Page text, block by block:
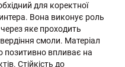
для коректної
Вона виконує роль
яке проходить
смоли. Матеріал
позитивно впливає на
Стійкість до